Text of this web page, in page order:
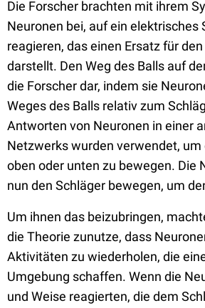
Die Forscher brachten mit ihrem
Neuronen bei, auf ein elektrisches
reagieren, das einen Ersatz für
darstellt. Den Weg des Balls auf
die Forscher dar, indem sie
Weges des Balls relativ zum
Antworten von Neuronen in einer
Netzwerks wurden verwendet, um
oben oder unten zu bewegen. Die
nun den Schläger bewegen, um
Um ihnen das beizubringen,
die Theorie zunutze, dass
Aktivitäten zu wiederholen, die
Umgebung schaffen. Wenn die
und Weise reagierten, die dem